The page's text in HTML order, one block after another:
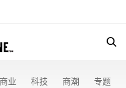
商业 科技 商潮 专题